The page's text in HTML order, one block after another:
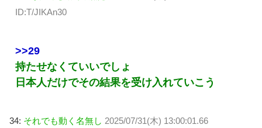
ID:T/JIKAn30
>>29
持たせなくていいでしょ
日本人だけでその結果を受け入れていこう
34: それでも動く名無し 2025/07/31(木) 13:00:01.66